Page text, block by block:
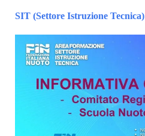
SIT (Settore Istruzione Tecnica)